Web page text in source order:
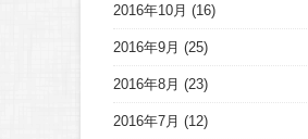
2016年10月 (16)
2016年9月 (25)
2016年8月 (23)
2016年7月 (12)